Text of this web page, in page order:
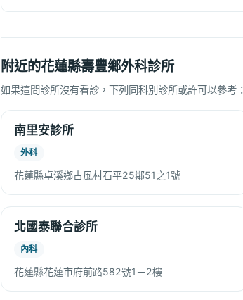
附近的花蓮縣壽豐鄉外科診所
如果這間診所沒有看診，下列同科別診所或許可以參考：
南里安診所
外科
花蓮縣卓溪鄉古風村石平25鄰51之1號
北國泰聯合診所
內科
花蓮縣花蓮市府前路582號1－2樓